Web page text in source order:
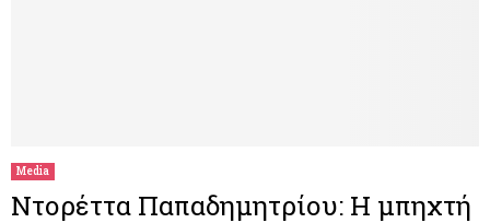
Media
Ντορέττα Παπαδημητρίου: Η μπηχτή